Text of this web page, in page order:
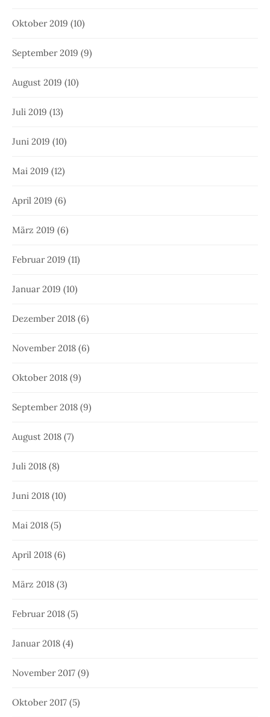
Oktober 2019 (10)
September 2019 (9)
August 2019 (10)
Juli 2019 (13)
Juni 2019 (10)
Mai 2019 (12)
April 2019 (6)
März 2019 (6)
Februar 2019 (11)
Januar 2019 (10)
Dezember 2018 (6)
November 2018 (6)
Oktober 2018 (9)
September 2018 (9)
August 2018 (7)
Juli 2018 (8)
Juni 2018 (10)
Mai 2018 (5)
April 2018 (6)
März 2018 (3)
Februar 2018 (5)
Januar 2018 (4)
November 2017 (9)
Oktober 2017 (5)